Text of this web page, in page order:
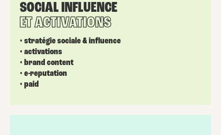
SOCIAL INFLUENCE
ET ACTIVATIONS
• stratégie sociale & influence
• activations
• brand content
• e-reputation
• paid